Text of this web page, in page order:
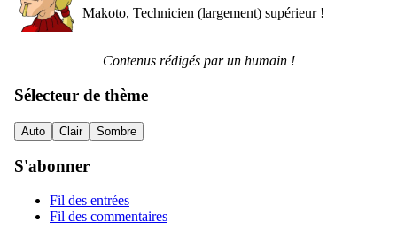
Makoto, Technicien (largement) supérieur !
Contenus rédigés par un humain !
Sélecteur de thème
Auto Clair Sombre
S'abonner
Fil des entrées
Fil des commentaires